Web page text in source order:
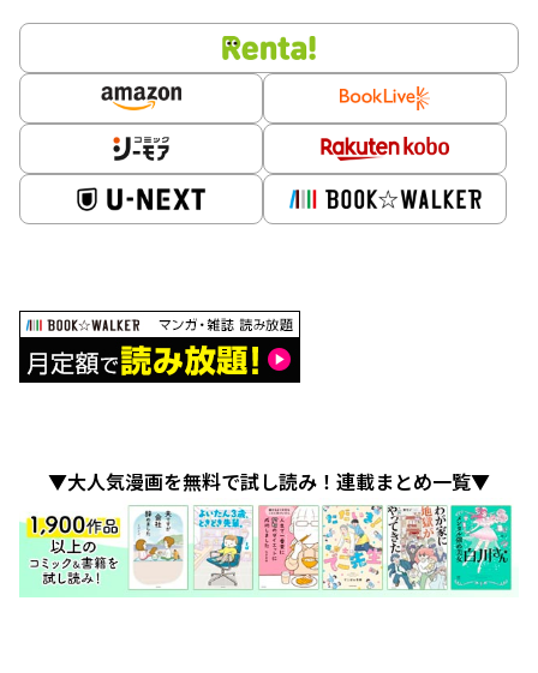
▼大人気漫画を無料で試し読み！連載まとめ一覧▼